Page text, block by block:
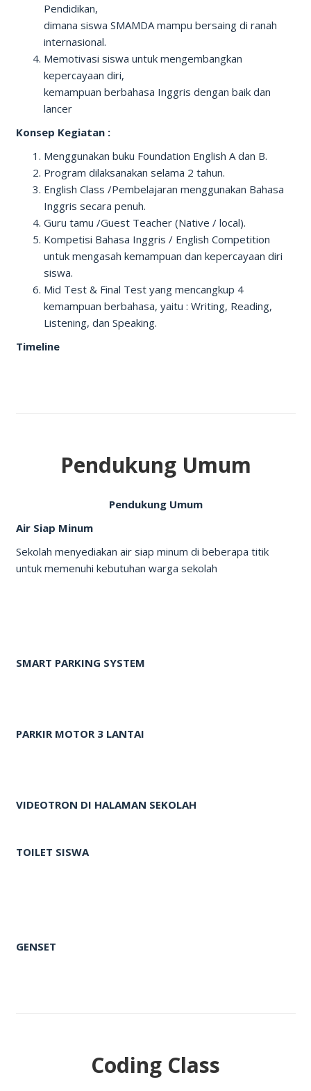
Pendidikan,
dimana siswa SMAMDA mampu bersaing di ranah
internasional.
Memotivasi siswa untuk mengembangkan
kepercayaan diri,
kemampuan berbahasa Inggris dengan baik dan
lancer
Konsep Kegiatan :
Menggunakan buku Foundation English A dan B.
Program dilaksanakan selama 2 tahun.
English Class /Pembelajaran menggunakan Bahasa
Inggris secara penuh.
Guru tamu /Guest Teacher (Native / local).
Kompetisi Bahasa Inggris / English Competition
untuk mengasah kemampuan dan kepercayaan diri
siswa.
Mid Test & Final Test yang mencangkup 4
kemampuan berbahasa, yaitu : Writing, Reading,
Listening, dan Speaking.
Timeline
Pendukung Umum
Pendukung Umum
Air Siap Minum
Sekolah menyediakan air siap minum di beberapa titik
untuk memenuhi kebutuhan warga sekolah
SMART PARKING SYSTEM
PARKIR MOTOR 3 LANTAI
VIDEOTRON DI HALAMAN SEKOLAH
TOILET SISWA
GENSET
Coding Class